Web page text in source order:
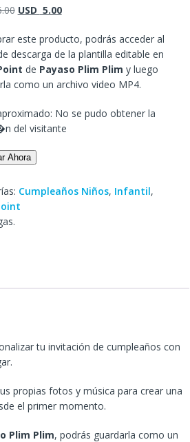
USD 5.00
este producto, podrás acceder al
descarga de la plantilla editable en
de Payaso Plim Plim y luego
como un archivo video MP4.
No se pudo obtener la
del visitante
Ahora
Cumpleaños Niños, Infantil,
tu invitación de cumpleaños con
propias fotos y música para crear una
el primer momento.
Plim Plim, podrás guardarla como un